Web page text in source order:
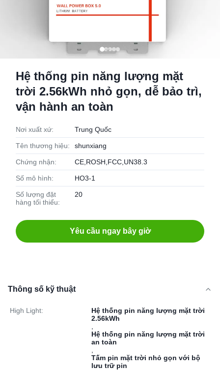
Hệ thống pin năng lượng mặt
trời 2.56kWh nhỏ gọn, dễ bảo trì,
vận hành an toàn
Nơi xuất xứ: Trung Quốc
Tên thương hiệu: shunxiang
Chứng nhận: CE,ROSH,FCC,UN38.3
Số mô hình: HO3-1
Số lượng đặt
hàng tối thiểu:
20
Yêu cầu ngay bây giờ
Thông số kỹ thuật
High Light:
Hệ thống pin năng lượng mặt trời
2.56kWh
Hệ thống pin năng lượng mặt trời
an toàn
Tấm pin mặt trời nhỏ gọn với bộ
lưu trữ pin